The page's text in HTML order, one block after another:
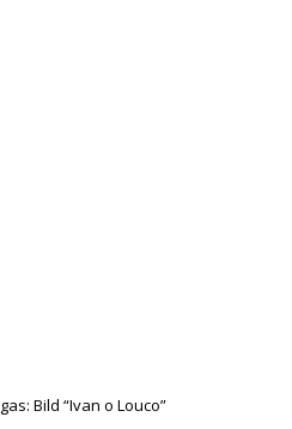
Bild “Ivan o Louco”